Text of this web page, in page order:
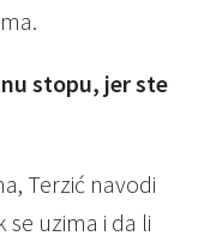
stopu, jer ste
Terzić navodi
se uzima i da li